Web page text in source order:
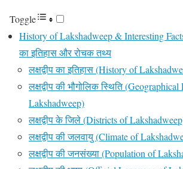
Toggle
History of Lakshadweep & Interesting
का इतिहास और रोचक तथ्य
लक्षद्वीप का इतिहास (History of
लक्षद्वीप की भौगोलिक स्थिति
Lakshadweep)
लक्षद्वीप के जिले (Districts of
लक्षद्वीप की जलवायु (Climate of
लक्षद्वीप की जनसंख्या (Population of